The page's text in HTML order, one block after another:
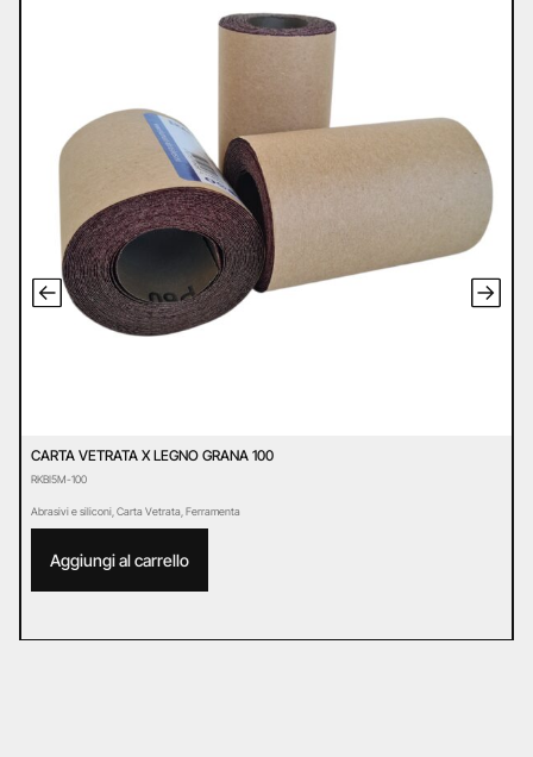
CARTA VETRATA X LEGNO GRANA 100
RKBI5M-100
Abrasivi e siliconi Carta Vetrata Ferramenta
Aggiungi al carrello